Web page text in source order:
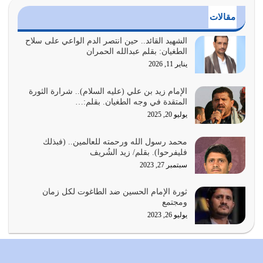
أراد الله لهذه الأمة ان تكون خير امة أخرجت للناس بالنهوض
بالأمر بالمعروف والنهي عن…
يوليو 25, 2026
واجتهاداتنا لأننا سنختلف ونتفرق
يوليو 24, 2026
أمة عاجزة عن النهوض…
يوليو 23, 2026
بحبل الله جميعاً وليس كل…
يوليو 22, 2026
المُلك كله لله تعالى يؤتيه من يشاء وينزعه ممن يشاء ويعز من
مقالات
الشهيد القائد.. حين انتصر الدم الواعي على سلاح
الطغيان: بقلم عبدالله الحمران
يناير 11, 2026
الإمام زيد بن علي (عليه السلام).. شرارة الثورة
المتقدة في وجه الطغيان. بقلم:…
يوليو 20, 2025
محمد رسول الله ورحمته للعالمين.. (فبذلك
فليفرحوا). بقلم/ زيد الشُريف
سبتمبر 27, 2023
ثورة الإمام الحسين ضد الطاغوت لكل زمان
ومجتمع
يوليو 26, 2023